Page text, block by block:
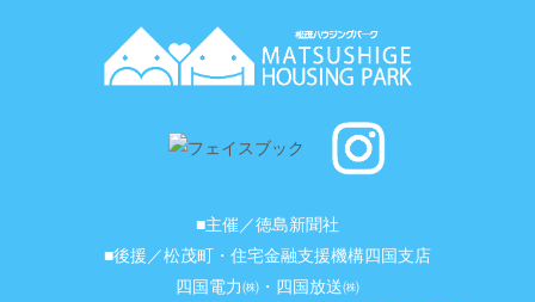
■主催／徳島新聞社
■後援／松茂町・住宅金融支援機構四国支店
四国電力㈱・四国放送㈱